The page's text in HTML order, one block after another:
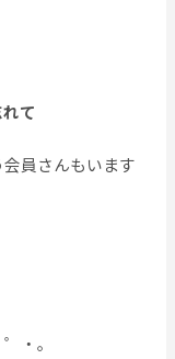
て
員さんもいます
・。